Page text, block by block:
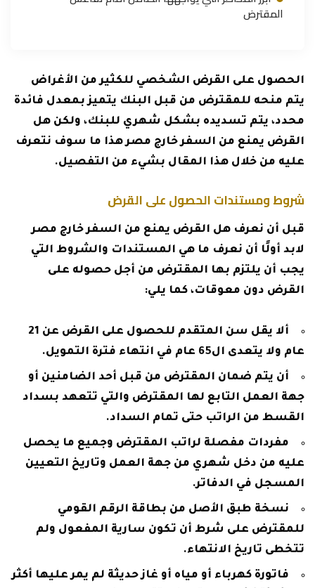
المقترض
الحصول على القرض الشخصي للكثير من الأغراض
يتم منحه للمقترض من قبل البنك يتميز بمعدل فائدة
محدد، يتم تسديده بشكل شهري للبنك، ولكن هل
القرض يمنع من السفر خارج مصر هذا ما سوف نتعرف
عليه من خلال هذا المقال بشيء من التفصيل.
شروط ومستندات الحصول على القرض
قبل أن نعرف هل القرض يمنع من السفر خارج مصر
لابد أولًا أن نعرف ما هي المستندات والشروط التي
يجب أن يلتزم بها المقترض من أجل حصوله على
القرض دون معوقات، كما يلي:
ألا يقل سن المتقدم للحصول على القرض عن 21
عام ولا يتعدى ال65 عام في انتهاء فترة التمويل.
أن يتم ضمان المقترض من قبل أحد الضامنين أو
جهة العمل التابع لها المقترض والتي تتعهد بسداد
القسط من الراتب حتى تمام السداد.
مفردات مفصلة لراتب المقترض وجميع ما يحصل
عليه من دخل شهري من جهة العمل وتاريخ التعيين
المسجل في الدفاتر.
نسخة طبق الأصل من بطاقة الرقم القومي
للمقترض على شرط أن تكون سارية المفعول ولم
تتخطى تاريخ الانتهاء.
فاتورة كهرباء أو مياه أو غاز حديثة لم يمر عليها أكثر